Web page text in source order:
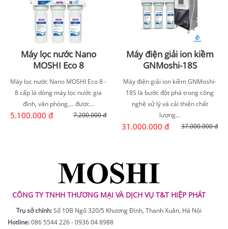
Máy lọc nước Nano
MOSHI Eco 8
Máy lọc nước Nano MOSHI Eco 8 -
8 cấp là dòng máy lọc nước gia
đình, văn phòng,... được…
5.100.000 đ 7.200.000 đ
Máy điện giải ion kiềm
GNMoshi-18S
Máy điện giải ion kiềm GNMoshi-
18S là bước đột phá trong công
nghệ xử lý và cải thiện chất
lượng…
31.000.000 đ 37.000.000 đ
CÔNG TY TNHH THƯƠNG MẠI VÀ DỊCH VỤ T&T HIỆP PHÁT
Trụ sở chính:Số 10B Ngõ 320/5 Khương Đình, Thanh Xuân, Hà Nội
Hotline:086 5544 226 - 0936 04 8988